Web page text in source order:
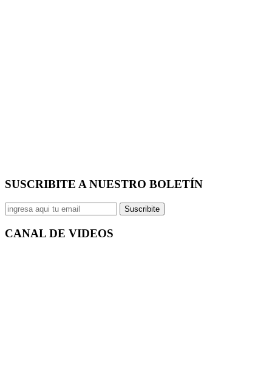
SUSCRIBITE A NUESTRO BOLETÍN
Suscribite
CANAL DE VIDEOS